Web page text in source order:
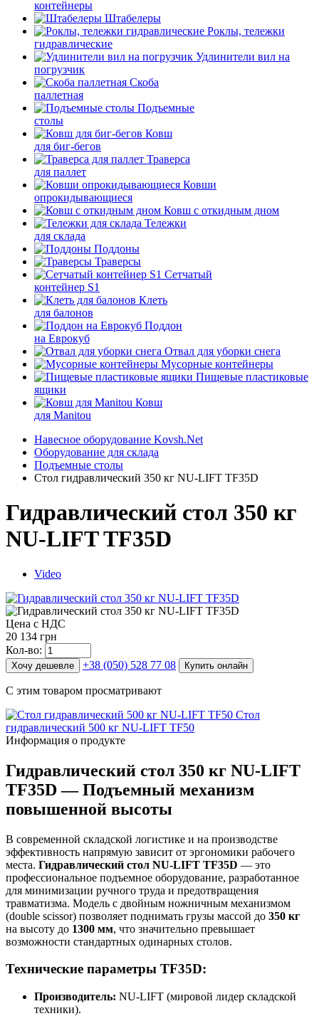
контейнеры
Штабелеры
Роклы, тележки
гидравлические
Удлинители вил на
погрузчик
Скоба
паллетная
Подъемные
столы
Ковш
для биг-бегов
Траверса
для паллет
Ковши
опрокидывающиеся
Ковш с откидным дном
Тележки
для склада
Поддоны
Траверсы
Сетчатый
контейнер S1
Клеть
для балонов
Поддон
на Еврокуб
Отвал для уборки снега
Мусорные контейнеры
Пищевые пластиковые
ящики
Ковш
для Manitou
Навесное оборудование Kovsh.Net
Оборудование для склада
Подъемные столы
Стол гидравлический 350 кг NU-LIFT TF35D
Гидравлический стол 350 кг
NU-LIFT TF35D
Video
Цена с НДС
20 134 грн
Кол-во:
Хочу дешевле +38 (050) 528 77 08 Купить онлайн
С этим товаром просматривают
Стол
гидравлический 500 кг NU-LIFT TF50
Информация о продукте
Гидравлический стол 350 кг NU-LIFT
TF35D — Подъемный механизм
повышенной высоты
В современной складской логистике и на производстве
эффективность напрямую зависит от эргономики рабочего
места. Гидравлический стол NU-LIFT TF35D — это
профессиональное подъемное оборудование, разработанное
для минимизации ручного труда и предотвращения
травматизма. Модель с двойным ножничным механизмом
(double scissor) позволяет поднимать грузы массой до 350 кг
на высоту до 1300 мм, что значительно превышает
возможности стандартных одинарных столов.
Технические параметры TF35D:
Производитель: NU-LIFT (мировой лидер складской
техники).